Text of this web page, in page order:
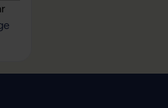
von 5 von 5 Sternen